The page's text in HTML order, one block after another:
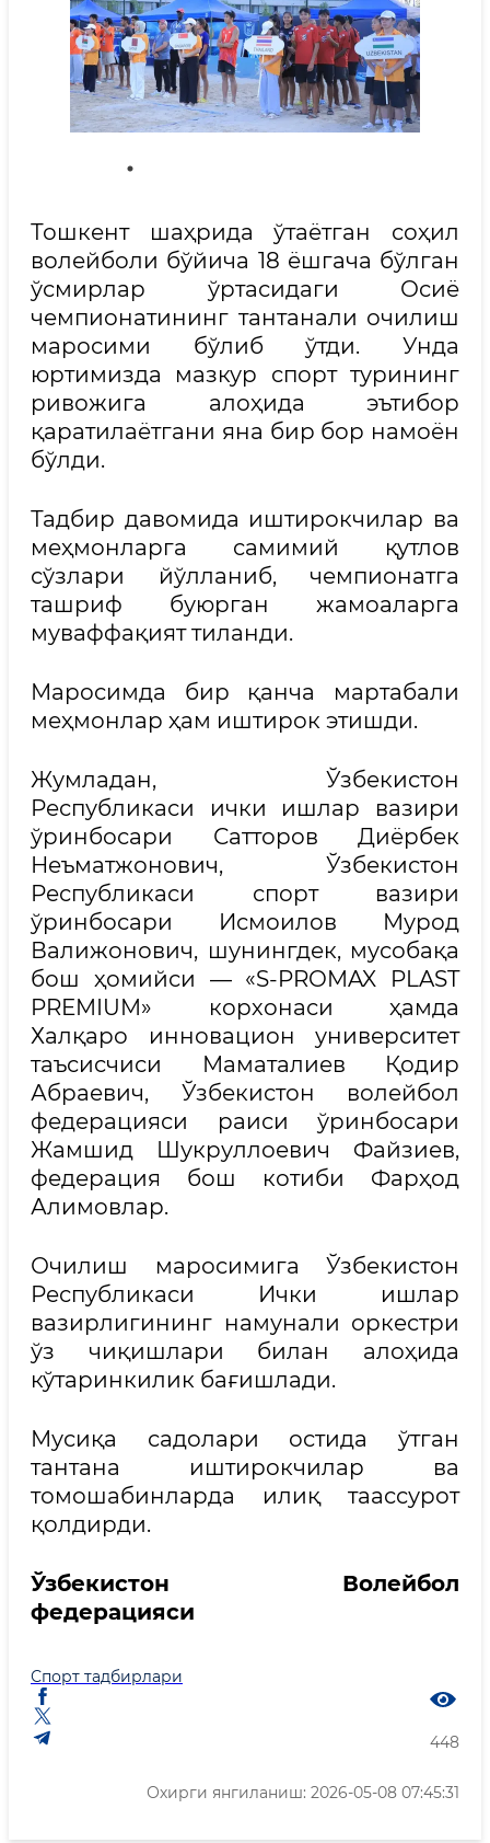
Тошкент шаҳрида ўтаётган соҳил
волейболи бўйича 18 ёшгача бўлган
ўсмирлар ўртасидаги Осиё
чемпионатининг тантанали очилиш
маросими бўлиб ўтди. Унда
юртимизда мазкур спорт турининг
ривожига алоҳида эътибор
қаратилаётгани яна бир бор намоён
бўлди.
Тадбир давомида иштирокчилар ва
меҳмонларга самимий қутлов
сўзлари йўлланиб, чемпионатга
ташриф буюрган жамоаларга
муваффақият тиланди.
Маросимда бир қанча мартабали
меҳмонлар ҳам иштирок этишди.
Жумладан, Ўзбекистон
Республикаси ички ишлар вазири
ўринбосари Сатторов Диёрбек
Неъматжонович, Ўзбекистон
Республикаси спорт вазири
ўринбосари Исмоилов Мурод
Валижонович, шунингдек, мусобақа
бош ҳомийси — «S-PROMAX PLAST
PREMIUM» корхонаси ҳамда
Халқаро инновацион университет
таъсисчиси Маматалиев Қодир
Абраевич, Ўзбекистон волейбол
федерацияси раиси ўринбосари
Жамшид Шукруллоевич Файзиев,
федерация бош котиби Фарҳод
Алимовлар.
Очилиш маросимига Ўзбекистон
Республикаси Ички ишлар
вазирлигининг намунали оркестри
ўз чиқишлари билан алоҳида
кўтаринкилик бағишлади.
Мусиқа садолари остида ўтган
тантана иштирокчилар ва
томошабинларда илиқ таассурот
қолдирди.
Ўзбекистон Волейбол
федерацияси
Спорт тадбирлари
448
Охирги янгиланиш: 2026-05-08 07:45:31